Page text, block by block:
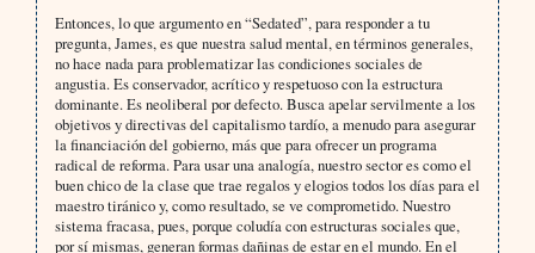
Entonces, lo que argumento en “Sedated”, para responder a tu
pregunta, James, es que nuestra salud mental, en términos generales,
no hace nada para problematizar las condiciones sociales de
angustia. Es conservador, acrítico y respetuoso con la estructura
dominante. Es neoliberal por defecto. Busca apelar servilmente a los
objetivos y directivas del capitalismo tardío, a menudo para asegurar
la financiación del gobierno, más que para ofrecer un programa
radical de reforma. Para usar una analogía, nuestro sector es como el
buen chico de la clase que trae regalos y elogios todos los días para el
maestro tiránico y, como resultado, se ve comprometido. Nuestro
sistema fracasa, pues, porque coludía con estructuras sociales que,
por sí mismas, generan formas dañinas de estar en el mundo. En el